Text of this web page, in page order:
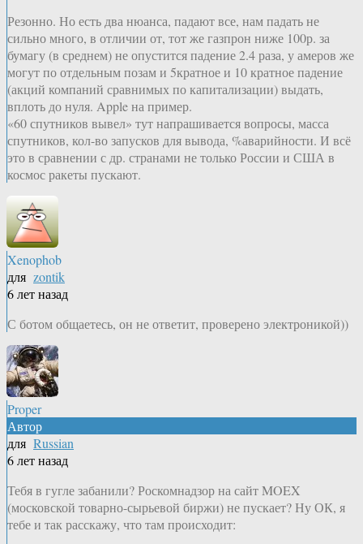
Резонно. Но есть два нюанса, падают все, нам падать не
сильно много, в отличии от, тот же газпрон ниже 100р. за
бумагу (в среднем) не опустится падение 2.4 раза, у амеров же
могут по отдельным позам и 5кратное и 10 кратное падение
(акций компаний сравнимых по капитализации) выдать,
вплоть до нуля. Apple на пример.
«60 спутников вывел» тут напрашивается вопросы, масса
спутников, кол-во запусков для вывода, %аварийности. И всё
это в сравнении с др. странами не только России и США в
космос ракеты пускают.
Xenophob
для zontik
6 лет назад
С ботом общаетесь, он не ответит, проверено электроникой))
Proper
Автор
для Russian
6 лет назад
Тебя в гугле забанили? Роскомнадзор на сайт MOEX
(московской товарно-сырьевой биржи) не пускает? Ну ОК, я
тебе и так расскажу, что там происходит: